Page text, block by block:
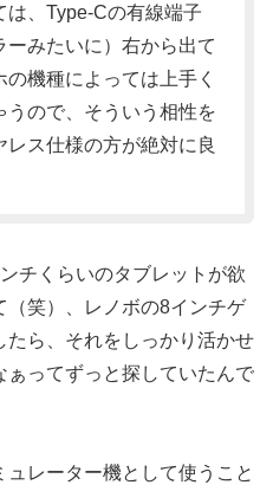
、Type-Cの有線端子
みたいに）右から出て
機種によっては上手く
ので、そういう相性を
ス仕様の方が絶対に良
チくらいのタブレットが欲
（笑）、レノボの8インチゲ
ら、それをしっかり活かせ
ぁってずっと探していたんで
レーター機として使うこと